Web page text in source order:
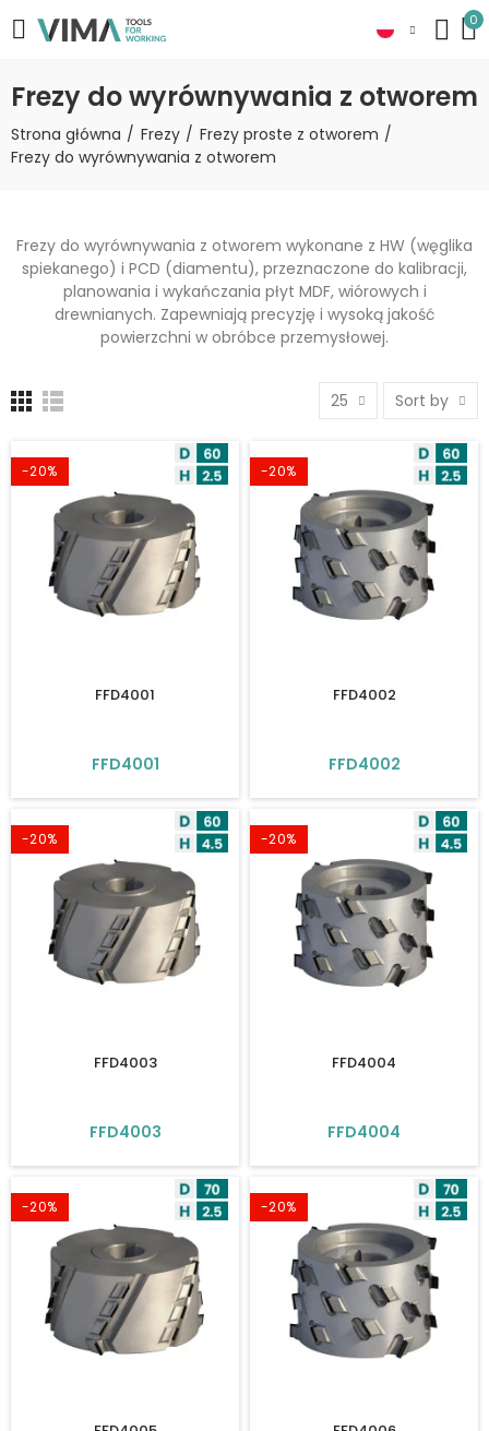
0
Frezy do wyrównywania z otworem
Strona główna Frezy
Frezy proste z otworem
Frezy do wyrównywania z otworem
Frezy do wyrównywania z otworem wykonane z HW (węglika
spiekanego) i PCD (diamentu), przeznaczone do kalibracji,
planowania i wykańczania płyt MDF, wiórowych i
drewnianych. Zapewniają precyzję i wysoką jakość
powierzchni w obróbce przemysłowej.
25 Sort by
-20%
FFD4001
FFD4001
-20%
FFD4002
FFD4002
-20%
FFD4003
FFD4003
-20%
FFD4004
FFD4004
-20% -20%